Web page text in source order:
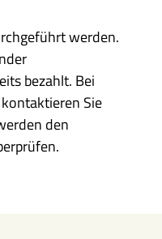
werden.
bezahlt. Bei
Sie
den